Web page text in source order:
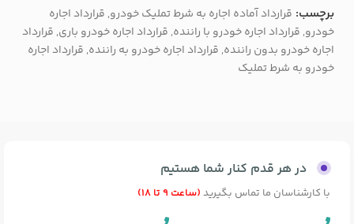
برچسب: قرارداد آماده اجاره به شرط تملیک خودرو, قرارداد اجاره
خودرو, قرارداد اجاره خودرو با راننده, قرارداد اجاره خودرو باری, قرارداد
اجاره خودرو بدون راننده, قرارداد اجاره خودرو به راننده, قرارداد اجاره
خودرو به شرط تملیک
در هر قدم کنار شما هستیم
با کارشناسان ما تماس بگیرید (ساعت 9 تا 18)